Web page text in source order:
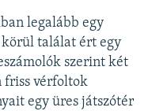
legalább egy
találat ért egy
szerint két
friss vérfoltok
egy üres játszótér